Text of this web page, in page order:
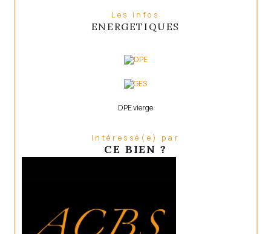
Les infos
ENERGETIQUES
DPE vierge
Intéressé(e) par
CE BIEN ?